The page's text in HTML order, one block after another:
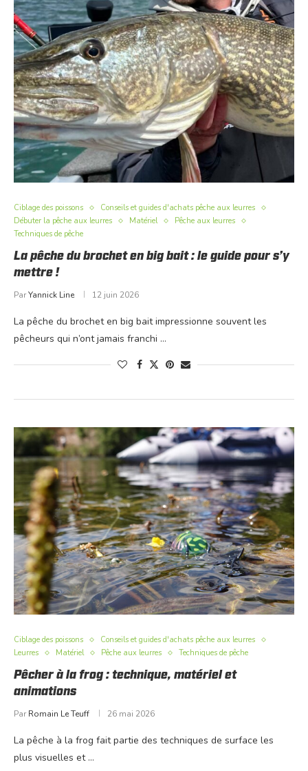
Ciblage des poissons
Conseils et guides d'achats pêche aux leurres
Débuter la pêche aux leurres
Matériel
Pêche aux leurres
Techniques de pêche
La pêche du brochet en big bait : le guide pour s’y
mettre !
ParYannick Line 12 juin 2026
La pêche du brochet en big bait impressionne souvent les
pêcheurs qui n’ont jamais franchi …
Ciblage des poissons
Conseils et guides d'achats pêche aux leurres
Leurres
Matériel Pêche aux leurres Techniques de pêche
Pêcher à la frog : technique, matériel et
animations
Par Romain Le Teuff 26 mai 2026
La pêche à la frog fait partie des techniques de surface les
plus visuelles et …